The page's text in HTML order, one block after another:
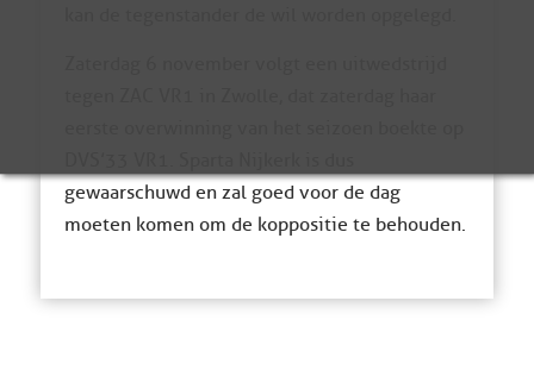
gewaarschuwd en zal goed voor de dag
moeten komen om de koppositie te behouden.